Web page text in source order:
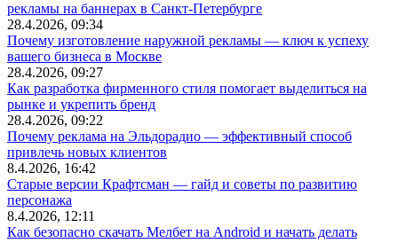
рекламы на баннерах в Санкт-Петербурге
28.4.2026, 09:34
Почему изготовление наружной рекламы — ключ к успеху
вашего бизнеса в Москве
28.4.2026, 09:27
Как разработка фирменного стиля помогает выделиться на
рынке и укрепить бренд
28.4.2026, 09:22
Почему реклама на Эльдорадио — эффективный способ
привлечь новых клиентов
8.4.2026, 16:42
Старые версии Крафтсман — гайд и советы по развитию
персонажа
8.4.2026, 12:11
Как безопасно скачать Мелбет на Android и начать делать